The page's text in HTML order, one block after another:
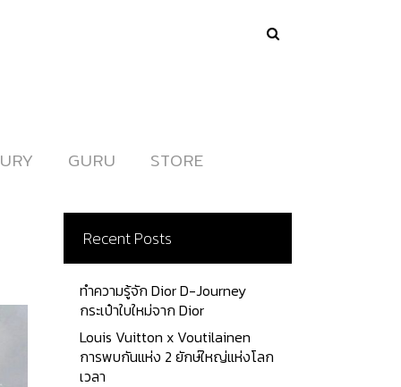
GURU
GURU STORE
STORE
Recent Posts
ทำความรู้จัก Dior D-Journey
กระเป๋าใบใหม่จาก Dior
Louis Vuitton x Voutilainen
การพบกันแห่ง 2 ยักษ์ใหญ่แห่งโลก
เวลา